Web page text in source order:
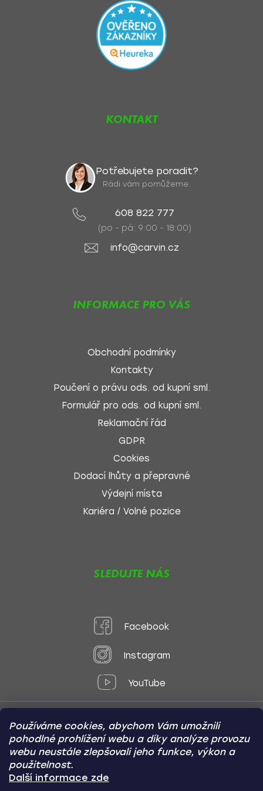
Používáme cookies, abychom Vám umožnili
pohodlné prohlížení webu a díky analýze provozu
webu neustále zlepšovali jeho funkce, výkon a
použitelnost.
Další informace zde
KONTAKT
Potřebujete poradit?
Rádi vám pomůžeme.
608 822 777
(po - pá: 9:00 - 18:00)
info@carvin.cz
INFORMACE PRO VÁS
Obchodní podmínky
Kontakty
Poučení o právu ods. od kupní sml.
Formulář pro ods. od kupní sml.
Reklamační řád
GDPR
Cookies
Dodací lhůty a přepravné
Výdejní místa
Kariéra / Volné pozice
SLEDUJTE NÁS
Facebook
Instagram
YouTube
Způsoby platby:
Online
Převod
Dobírka